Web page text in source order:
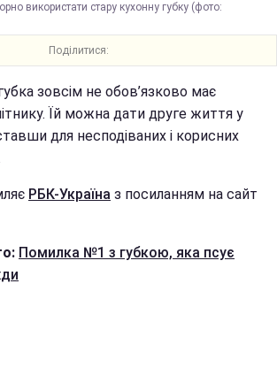
використати стару кухонну губку (фото:
Поділитися:
зовсім не обов’язково має
Їй можна дати друге життя у
для несподіваних і корисних
РБК-Україна з посиланням на сайт
Помилка №1 з губкою, яка псує